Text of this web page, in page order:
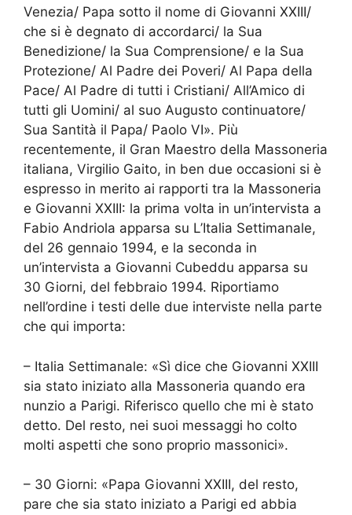
Venezia/ Papa sotto il nome di Giovanni XXIII/
che si è degnato di accordarci/ la Sua
Benedizione/ la Sua Comprensione/ e la Sua
Protezione/ Al Padre dei Poveri/ Al Papa della
Pace/ Al Padre di tutti i Cristiani/ All’Amico di
tutti gli Uomini/ al suo Augusto continuatore/
Sua Santità il Papa/ Paolo VI». Più
recentemente, il Gran Maestro della Massoneria
italiana, Virgilio Gaito, in ben due occasioni si è
espresso in merito ai rapporti tra la Massoneria
e Giovanni XXIII: la prima volta in un’intervista a
Fabio Andriola apparsa su L’Italia Settimanale,
del 26 gennaio 1994, e la seconda in
un’intervista a Giovanni Cubeddu apparsa su
30 Giorni, del febbraio 1994. Riportiamo
nell’ordine i testi delle due interviste nella parte
che qui importa:
– Italia Settimanale: «Sì dice che Giovanni XXIII
sia stato iniziato alla Massoneria quando era
nunzio a Parigi. Riferisco quello che mi è stato
detto. Del resto, nei suoi messaggi ho colto
molti aspetti che sono proprio massonici».
– 30 Giorni: «Papa Giovanni XXIII, del resto,
pare che sia stato iniziato a Parigi ed abbia